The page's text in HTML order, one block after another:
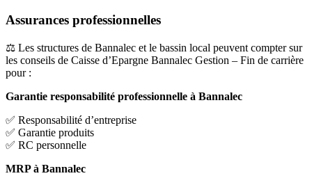
Assurances professionnelles
⚖️ Les structures de Bannalec et le bassin local peuvent compter sur
les conseils de Caisse d’Epargne Bannalec Gestion – Fin de carrière
pour :
Garantie responsabilité professionnelle à Bannalec
✅ Responsabilité d’entreprise
✅ Garantie produits
✅ RC personnelle
MRP à Bannalec